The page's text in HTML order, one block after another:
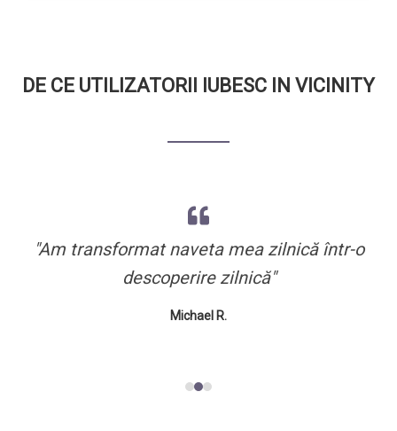
DE CE UTILIZATORII IUBESC IN VICINITY
"Like having a knowledgeable local friend
in every city!"
Sarah T.
"Am transformat naveta mea zilnică într-o
descoperire zilnică"
Michael R.
"În sfârșit, pot înțelege poveștile din
spatele locurilor pe care le vizitez!"
Emma L.